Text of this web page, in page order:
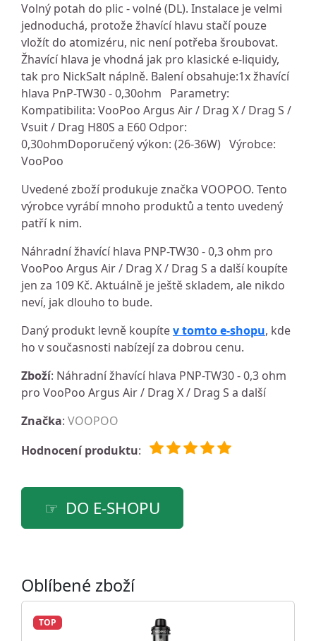
Volný potah do plic - volné (DL). Instalace je velmi
jednoduchá, protože žhavící hlavu stačí pouze
vložít do atomizéru, nic není potřeba šroubovat.
Žhavící hlava je vhodná jak pro klasické e-liquidy,
tak pro NickSalt náplně. Balení obsahuje:1x žhavící
hlava PnP-TW30 - 0,30ohm Parametry:
Kompatibilita: VooPoo Argus Air / Drag X / Drag S /
Vsuit / Drag H80S a E60 Odpor:
0,30ohmDoporučený výkon: (26-36W) Výrobce:
VooPoo
Uvedené zboží produkuje značka VOOPOO. Tento
výrobce vyrábí mnoho produktů a tento uvedený
patří k nim.
Náhradní žhavící hlava PNP-TW30 - 0,3 ohm pro
VooPoo Argus Air / Drag X / Drag S a další koupíte
jen za 109 Kč. Aktuálně je ještě skladem, ale nikdo
neví, jak dlouho to bude.
Daný produkt levně koupítev tomto e-shopu, kde
ho v současnosti nabízejí za dobrou cenu.
Zboží: Náhradní žhavící hlava PNP-TW30 - 0,3 ohm
pro VooPoo Argus Air / Drag X / Drag S a další
Značka: VOOPOO
Hodnocení produktu:
DO E-SHOPU
Oblíbené zboží
TOP